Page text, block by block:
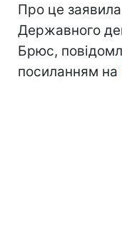
Про це
Державного
Брюс,
посиланням на